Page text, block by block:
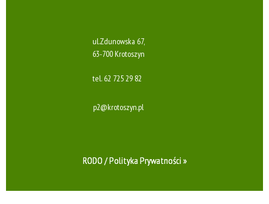
ul.Zdunowska 67,
63-700 Krotoszyn
tel. 62 725 29 82
p2@krotoszyn.pl
RODO / Polityka Prywatności »